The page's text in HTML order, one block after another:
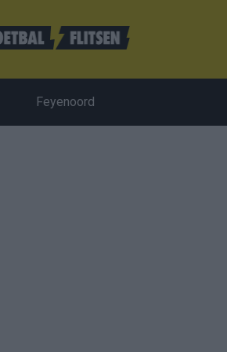
Feyenoord